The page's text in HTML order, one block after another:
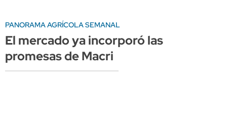
PANORAMA AGRÍCOLA SEMANAL
El mercado ya incorporó las
promesas de Macri